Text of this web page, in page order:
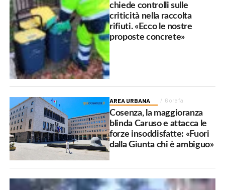
chiede controlli sulle
criticità nella raccolta
rifiuti. «Ecco le nostre
proposte concrete»
AREA URBANA 6 ore fa
Cosenza, la maggioranza
blinda Caruso e attacca le
forze insoddisfatte: «Fuori
dalla Giunta chi è ambiguo»